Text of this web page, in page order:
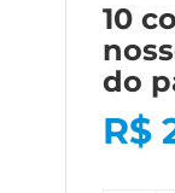
10
do
R$